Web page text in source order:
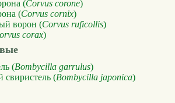
(Corvus corone)
(Corvus cornix)
ворон (Corvus ruficollis)
corax)
(Bombycilla garrulus)
свиристель (Bombycilla japonica)